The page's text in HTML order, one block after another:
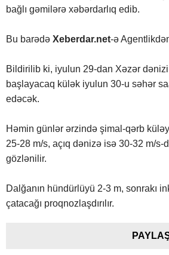
bağlı gəmilərə xəbərdarlıq edib.
Bu barədə Xeberdar.net-ə
Bildirilib ki, iyulun 29-dan Xəzər dənizi
başlayacaq külək iyulun 30-u səhər
edəcək.
Həmin günlər ərzində şimal-qərb
25-28 m/s, açıq dənizə isə 30-32 m/s-
gözlənilir.
Dalğanın hündürlüyü 2-3 m, sonrakı
çatacağı proqnozlaşdırılır.